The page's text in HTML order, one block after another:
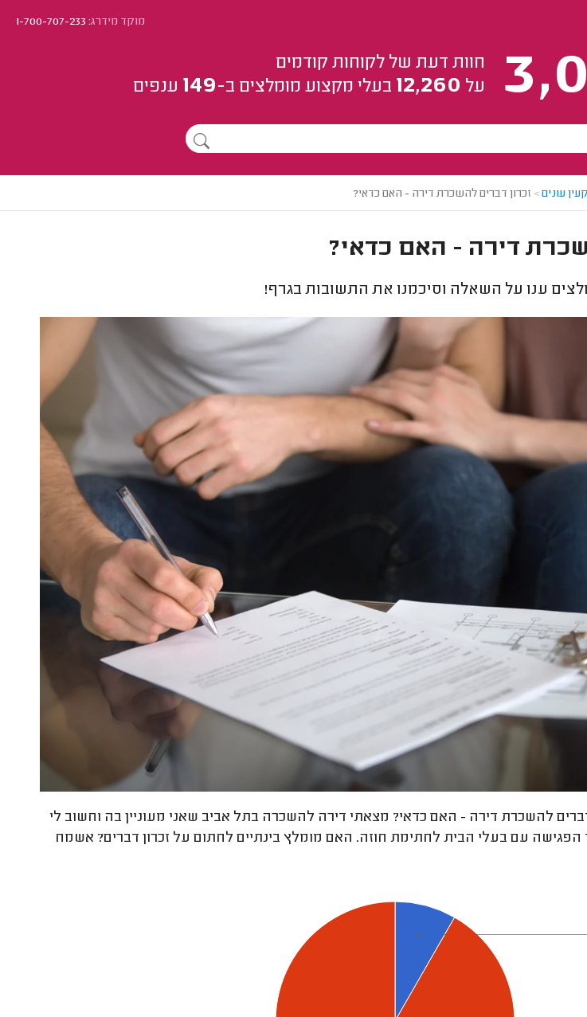
מוקד מידרג:1-700-707-233
חוות דעת של לקוחות קודמים
על 12,260 בעלי מקצוע מומלצים ב-149 ענפים
עונים> זכרון דברים להשכרת דירה - האם כדאי?
דירה - האם כדאי?
ענו על השאלה וסיכמנו את התשובות בגרף!
דברים להשכרת דירה - האם כדאי? מצאתי דירה להשכרה בתל אביב שאני מעוניין בה וחשוב לי
עם בעלי הבית לחתימת חוזה. האם מומלץ בינתיים לחתום על זכרון דברים? אשמח